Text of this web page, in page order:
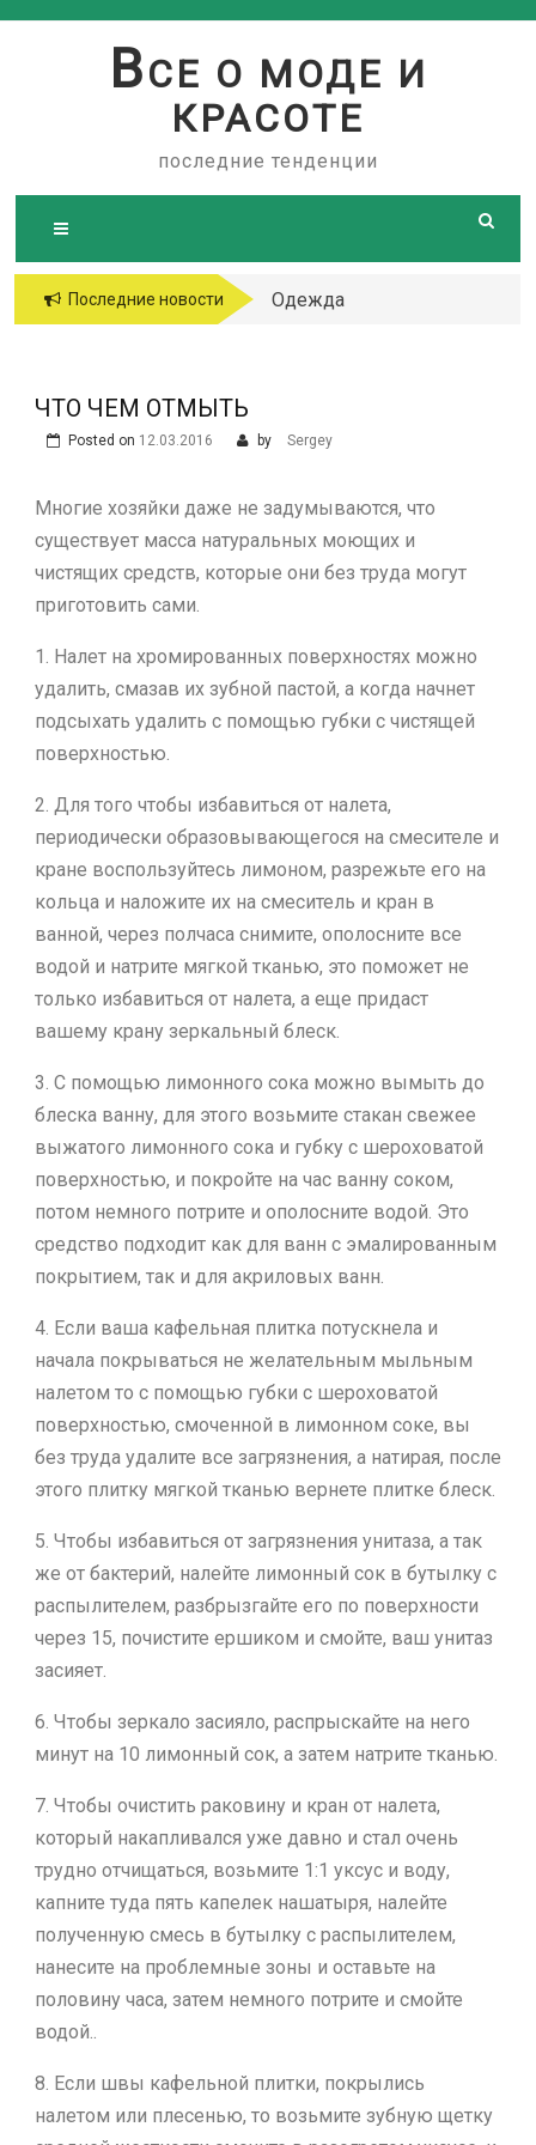
ВСЕ О МОДЕ И
КРАСОТЕ
последние тенденции
Последние новости
Одежда
ЧТО ЧЕМ ОТМЫТЬ
Posted on 12.03.2016 by Sergey
Многие хозяйки даже не задумываются, что
существует масса натуральных моющих и
чистящих средств, которые они без труда могут
приготовить сами.
1. Налет на хромированных поверхностях можно
удалить, смазав их зубной пастой, а когда начнет
подсыхать удалить с помощью губки с чистящей
поверхностью.
2. Для того чтобы избавиться от налета,
периодически образовывающегося на смесителе и
кране воспользуйтесь лимоном, разрежьте его на
кольца и наложите их на смеситель и кран в
ванной, через полчаса снимите, ополосните все
водой и натрите мягкой тканью, это поможет не
только избавиться от налета, а еще придаст
вашему крану зеркальный блеск.
3. С помощью лимонного сока можно вымыть до
блеска ванну, для этого возьмите стакан свежее
выжатого лимонного сока и губку с шероховатой
поверхностью, и покройте на час ванну соком,
потом немного потрите и ополосните водой. Это
средство подходит как для ванн с эмалированным
покрытием, так и для акриловых ванн.
4. Если ваша кафельная плитка потускнела и
начала покрываться не желательным мыльным
налетом то с помощью губки с шероховатой
поверхностью, смоченной в лимонном соке, вы
без труда удалите все загрязнения, а натирая, после
этого плитку мягкой тканью вернете плитке блеск.
5. Чтобы избавиться от загрязнения унитаза, а так
же от бактерий, налейте лимонный сок в бутылку с
распылителем, разбрызгайте его по поверхности
через 15, почистите ершиком и смойте, ваш унитаз
засияет.
6. Чтобы зеркало засияло, распрыскайте на него
минут на 10 лимонный сок, а затем натрите тканью.
7. Чтобы очистить раковину и кран от налета,
который накапливался уже давно и стал очень
трудно отчищаться, возьмите 1:1 уксус и воду,
капните туда пять капелек нашатыря, налейте
полученную смесь в бутылку с распылителем,
нанесите на проблемные зоны и оставьте на
половину часа, затем немного потрите и смойте
водой..
8. Если швы кафельной плитки, покрылись
налетом или плесенью, то возьмите зубную щетку